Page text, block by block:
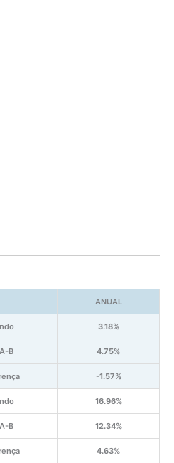
ANUAL
3.18%
B 4.75%
-1.57%
16.96%
B 12.34%
4.63%